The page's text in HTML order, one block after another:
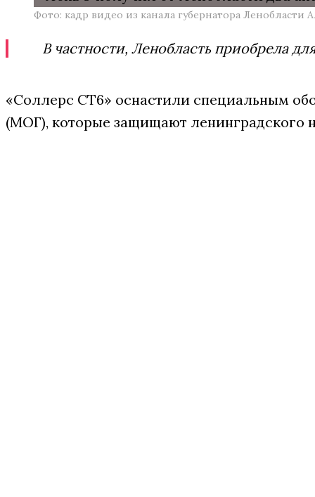
Фото: кадр видео из канала губернатора
В частности, Ленобласть приобрела
«Соллерс СТ6» оснастили специальным
(МОГ), которые защищают ленинградского